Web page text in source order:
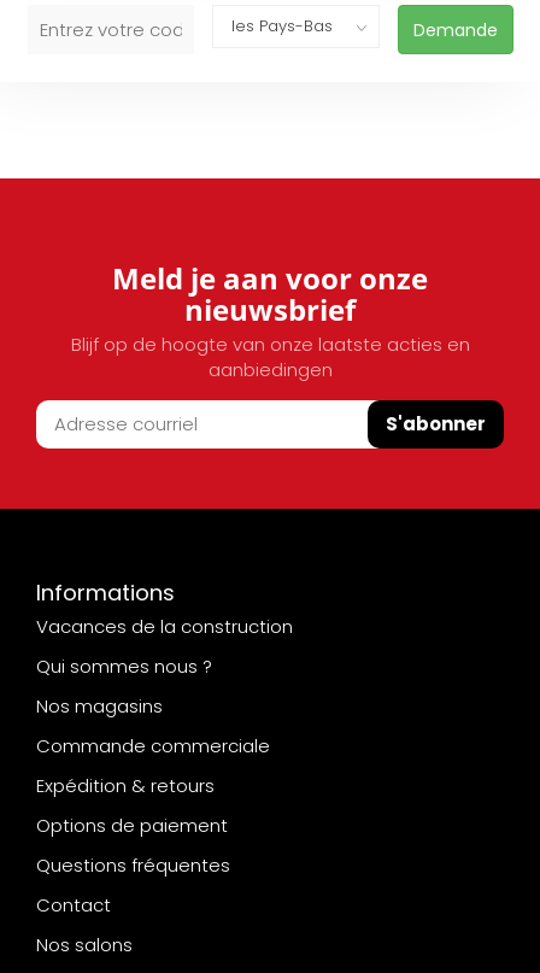
Demande
Meld je aan voor onze
nieuwsbrief
Blijf op de hoogte van onze laatste acties en
aanbiedingen
S'abonner
Informations
Vacances de la construction
Qui sommes nous ?
Nos magasins
Commande commerciale
Expédition & retours
Options de paiement
Questions fréquentes
Contact
Nos salons